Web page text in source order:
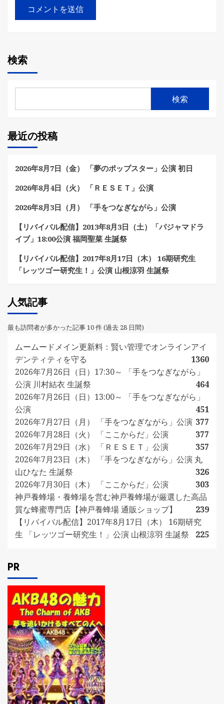
検索
検索
最近の投稿
2026年8月7日（金） 「夢のポップスター」公演 初日
2026年8月4日（火） 「ＲＥＳＥＴ」公演
2026年8月3日（月） 「手をつなぎながら」公演
【リバイバル配信】2013年8月3日（土）「パジャマドラ
イブ」18:00公演 福岡聖菜 生誕祭
【リバイバル配信】2017年8月17日（木） 16期研究生
「レッツゴー研究生！」公演 山根涼羽 生誕祭
人気記事
最も訪問者が多かった記事 10 件 (過去 28 日間)
ムームードメイン更新料：賢い管理でオンラインアイ
デンティティを守る
1360
2026年7月26日（日）17:30～ 「手をつなぎながら」
公演 川村結衣 生誕祭
464
2026年7月26日（日）13:00～ 「手をつなぎながら」
公演
451
2026年7月27日（月） 「手をつなぎながら」公演 377
2026年7月28日（火） 「ここからだ」公演
377
2026年7月29日（水） 「ＲＥＳＥＴ」公演
357
2026年7月23日（木） 「手をつなぎながら」公演 丸
山ひなた 生誕祭
326
2026年7月30日（木） 「ここからだ」公演
303
神戸養蜂場・養蜂場を営む神戸養蜂場が厳選した高品
質な蜂蜜専門店【神戸養蜂場 通販ショップ】
239
【リバイバル配信】2017年8月17日（木） 16期研究
生 「レッツゴー研究生！」公演 山根涼羽 生誕祭
225
PR